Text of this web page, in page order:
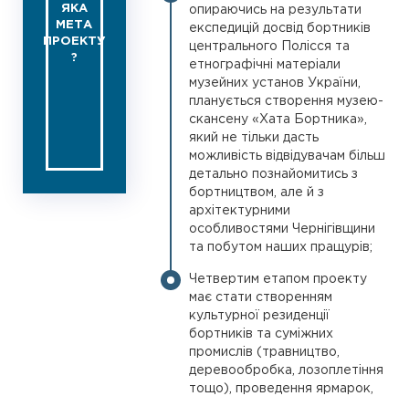
ЯКА
МЕТА
ПРОЕКТУ
?
опираючись на результати
експедицій досвід бортників
центрального Полісся та
етнографічні матеріали
музейних установ України,
планується створення музею-
скансену «Хата Бортника»,
який не тільки дасть
можливість відвідувачам більш
детально познайомитись з
бортництвом, але й з
архітектурними
особливостями Чернігівщини
та побутом наших пращурів;
Четвертим етапом проекту
має стати створенням
культурної резиденції
бортників та суміжних
промислів (травництво,
деревообробка, лозоплетіння
тощо), проведення ярмарок,